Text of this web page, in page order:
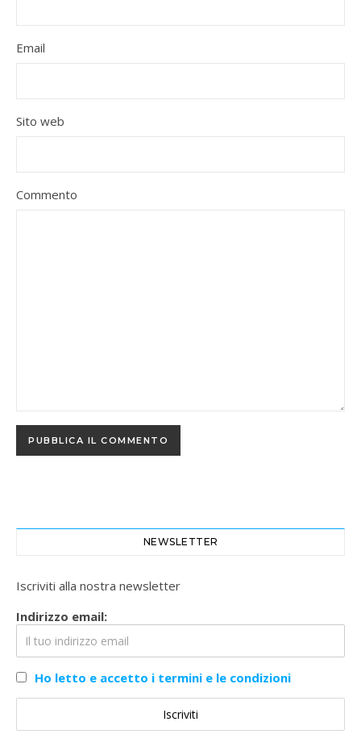
Email
Sito web
Commento
NEWSLETTER
Iscriviti alla nostra newsletter
Indirizzo email:
Ho letto e accetto i termini e le condizioni